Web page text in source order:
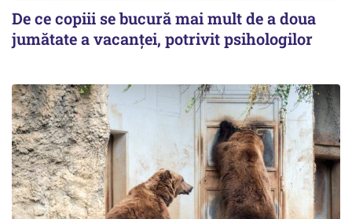
De ce copiii se bucură mai mult de a doua
jumătate a vacanței, potrivit psihologilor